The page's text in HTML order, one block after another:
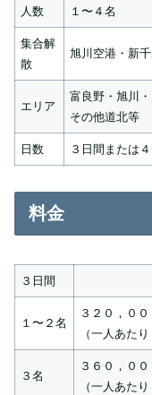
人数 １〜４名
集合解
散
旭川空港・新
エリア
富良野・旭川
その他道北等
日数 ３日間または
料金
３日間
１〜２名
３２０，００
（一人あた
３名
３６０，００
（一人あた